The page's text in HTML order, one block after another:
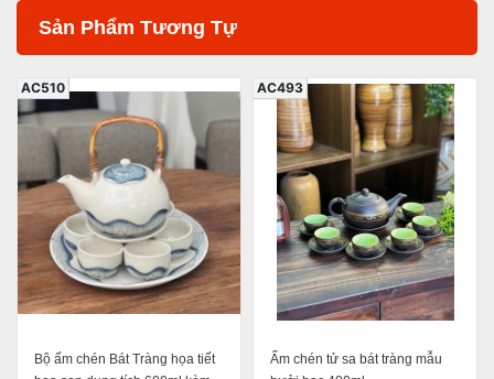
Sản Phẩm Tương Tự
Bộ ấm chén Bát Tràng họa tiết
AC510
Ấm chén tử sa bát tràng mẫu
AC493